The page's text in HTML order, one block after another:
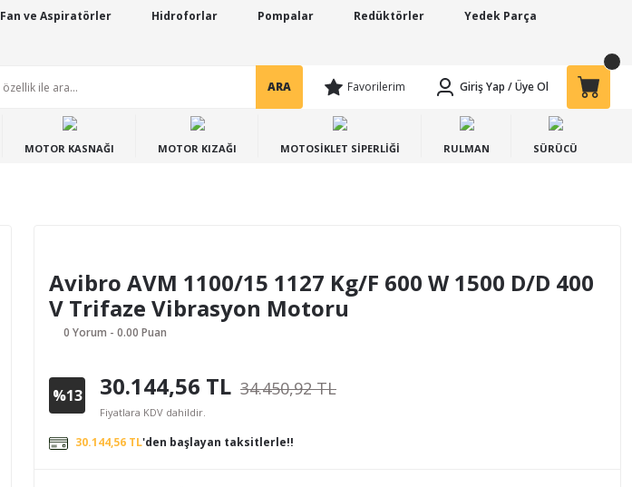
Fan ve Aspiratörler Hidroforlar Pompalar Redüktörler Yedek Parça
ARA Favorilerim Giriş Yap /Üye Ol
MOTOR KASNAĞI MOTOR KIZAĞI MOTOSİKLET SİPERLİĞİ RULMAN SÜRÜCÜ
Avibro AVM 1100/15 1127 Kg/F 600 W 1500 D/D 400
V Trifaze Vibrasyon Motoru
0 Yorum - 0.00 Puan
%13 30.144,56 TL 34.450,92 TL
Fiyatlara KDV dahildir.
30.144,56 TL'den başlayan taksitlerle!!